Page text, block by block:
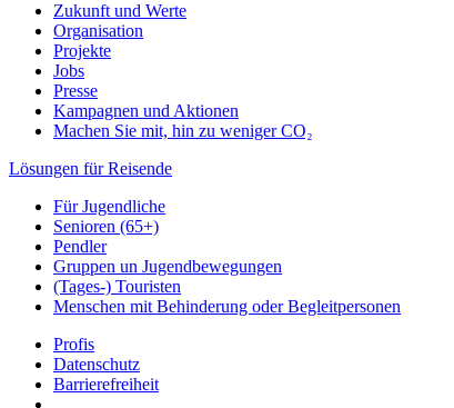
Zukunft und Werte
Organisation
Projekte
Jobs
Presse
Kampagnen und Aktionen
Machen Sie mit, hin zu weniger CO₂
Lösungen für Reisende
Für Jugendliche
Senioren (65+)
Pendler
Gruppen un Jugendbewegungen
(Tages-) Touristen
Menschen mit Behinderung oder Begleitpersonen
Profis
Datenschutz
Barrierefreiheit